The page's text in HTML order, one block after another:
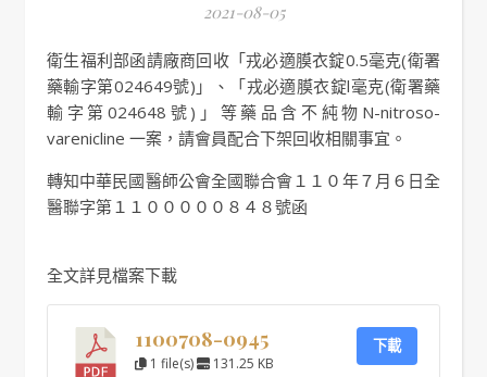
2021-08-05
衛生福利部函請廠商回收「戎必適膜衣錠0.5毫克(衛署
藥輸字第024649號)」、「戎必適膜衣錠l毫克(衛署藥
輸字第024648號)」等藥品含不純物N-nitroso-
varenicline 一案，請會員配合下架回收相關事宜。
轉知中華民國醫師公會全國聯合會１１０年７月６日全
醫聯字第１１０００００８４８號函
全文詳見檔案下載
1100708-0945
1 file(s) 131.25 KB
下載